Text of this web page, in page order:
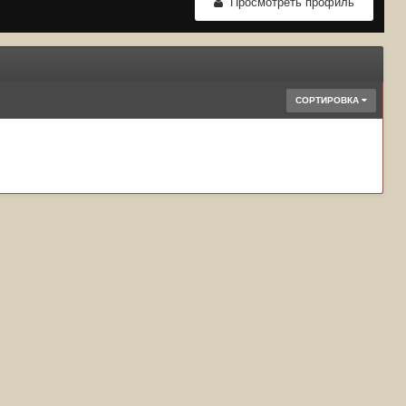
СОРТИРОВКА